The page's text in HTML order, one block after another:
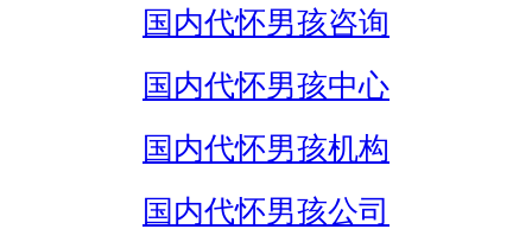
国内代怀男孩咨询
国内代怀男孩中心
国内代怀男孩机构
国内代怀男孩公司